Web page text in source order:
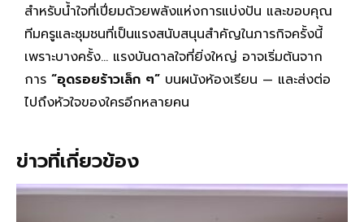
สำหรับน้ำใจที่เปี่ยมด้วยพลังแห่งการแบ่งปัน และขอบคุณ
ทีมครูและชุมชนที่เป็นแรงสนับสนุนสำคัญในภารกิจครั้งนี้
เพราะบางครั้ง… แรงบันดาลใจที่ยิ่งใหญ่ อาจเริ่มต้นจาก
การ “อุดรอยร้าวเล็ก ๆ” บนผนังห้องเรียน — และส่งต่อ
ไปถึงหัวใจของใครอีกหลายคน
ข่าวที่เกี่ยวข้อง